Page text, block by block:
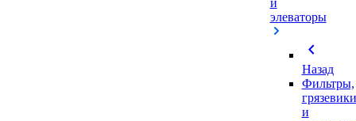
и
элеваторы
chevron_left
Назад
Фильтры,
грязевики
и